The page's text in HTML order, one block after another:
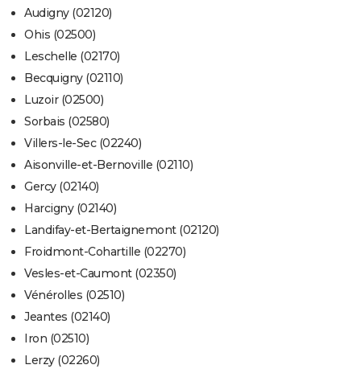
Audigny (02120)
Ohis (02500)
Leschelle (02170)
Becquigny (02110)
Luzoir (02500)
Sorbais (02580)
Villers-le-Sec (02240)
Aisonville-et-Bernoville (02110)
Gercy (02140)
Harcigny (02140)
Landifay-et-Bertaignemont (02120)
Froidmont-Cohartille (02270)
Vesles-et-Caumont (02350)
Vénérolles (02510)
Jeantes (02140)
Iron (02510)
Lerzy (02260)